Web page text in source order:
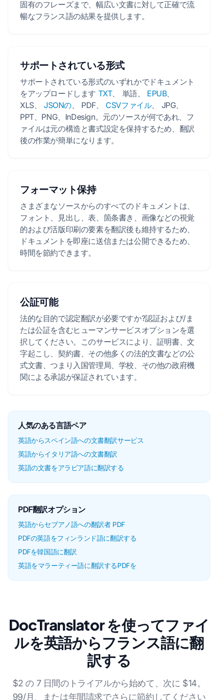
固有のフレーズまで、幅広い文書に対して正確で流
暢なフランス語の結果を提供します。
サポートされている形式
サポートされている形式のいずれかでドキュメント
をアップロードします TXT、 単語、 EPUB、
XLS、 JSONの、 PDF、 CSVファイル、 JPG、
PPT、PNG、InDesign。元のソースが何であれ、フ
ァイルは元の構造と書式設定を保持するため、翻訳
後の作業が簡単になります。
フォーマット保持
さまざまなソースからのすべてのドキュメントは、
フォント、見出し、表、箇条書き、画像などの視覚
的および活版印刷の要素を翻訳後も維持するため、
ドキュメントを即座に送信または公開できるため、
時間を節約できます。
公証可能
法的な目的で認定翻訳が必要ですか?認証および/ま
たは公証を含むヒューマンサービスオプションを選
択してください。このサービスにより、証明書、文
字起こし、契約書、その他多くの法的文書などの公
式文書、つまり入国管理局、学校、その他の政府機
関による承認が保証されています。
人気のある言語ペア
英語からスペイン語への文書翻訳サービス
英語からイタリア語への文書翻訳
英語の文書をアラビア語に翻訳する
PDF翻訳オプション
英語からセブアノ語への翻訳者 PDF
PDFの英語をフィンランド語に翻訳する
PDFを韓国語に翻訳
英語をマラーティー語に翻訳するPDFを
DocTranslator を使ってファイ
ルを英語からフランス語に翻
訳する
$2 の 7 日間のトライアルから始めて、次に $14。
99/月、または年間請求でさらに節約してください